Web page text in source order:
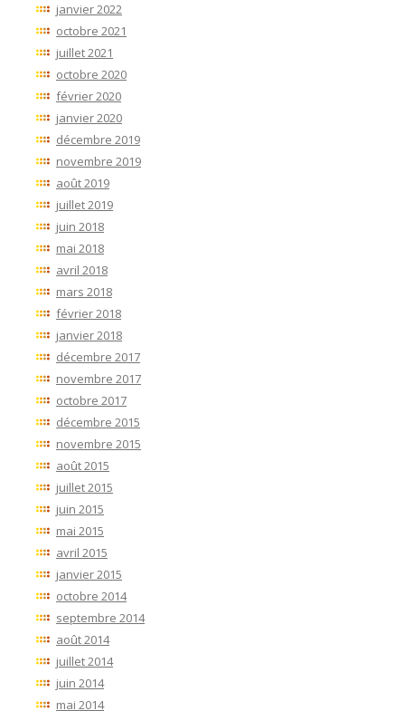
janvier 2022
octobre 2021
juillet 2021
octobre 2020
février 2020
janvier 2020
décembre 2019
novembre 2019
août 2019
juillet 2019
juin 2018
mai 2018
avril 2018
mars 2018
février 2018
janvier 2018
décembre 2017
novembre 2017
octobre 2017
décembre 2015
novembre 2015
août 2015
juillet 2015
juin 2015
mai 2015
avril 2015
janvier 2015
octobre 2014
septembre 2014
août 2014
juillet 2014
juin 2014
mai 2014